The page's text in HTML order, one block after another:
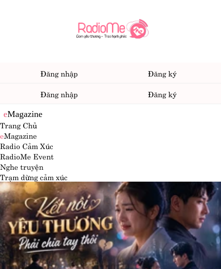
Đăng nhập
Đăng ký
Đăng nhập
Đăng ký
eMagazine
Trang Chủ
eMagazine
Radio Cảm Xúc
RadioMe Event
Nghe truyện
Trạm dừng cảm xúc